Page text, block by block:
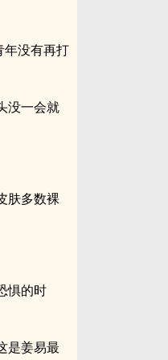
年没有再打
没一会就
肤多数裸
惧的时
是姜易最